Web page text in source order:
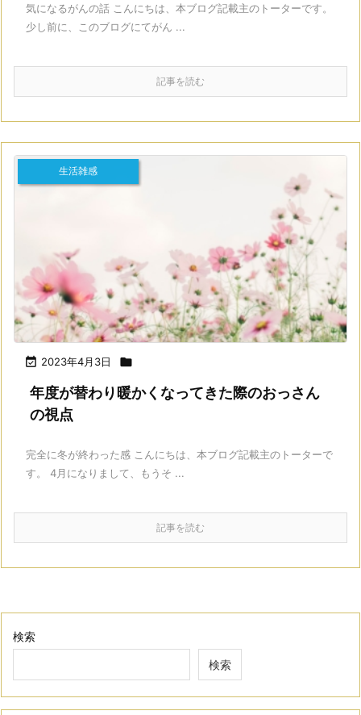
気になるがんの話 こんにちは、本ブログ記載主のトーターです。
少し前に、このブログにてがん ...
記事を読む
 2023年4月3日 
生活雑感
年度が替わり暖かくなってきた際のおっさん
の視点
完全に冬が終わった感 こんにちは、本ブログ記載主のトーターで
す。 4月になりまして、もうそ ...
記事を読む
検索
検索